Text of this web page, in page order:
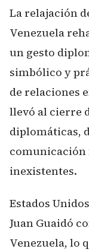
La relajación
Venezuela
un gesto
simbólico y
de relaciones
llevó al cierre
diplomáticas,
inexistentes.
Estados
Juan Guaidó
Venezuela, lo